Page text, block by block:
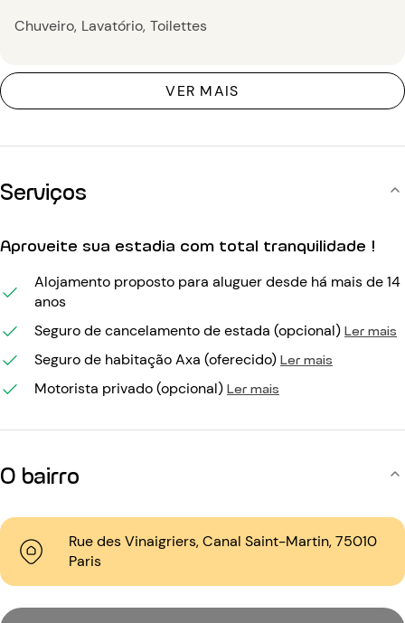
Chuveiro Lavatório Toilettes
VER MAIS
Serviços
Aproveite sua estadia com total tranquilidade !
Alojamento proposto para aluguer desde há mais de 14
anos
Seguro de cancelamento de estada (opcional) Ler mais
Seguro de habitação Axa (oferecido) Ler mais
Motorista privado (opcional) Ler mais
O bairro
Rue des Vinaigriers, Canal Saint-Martin, 75010
Paris